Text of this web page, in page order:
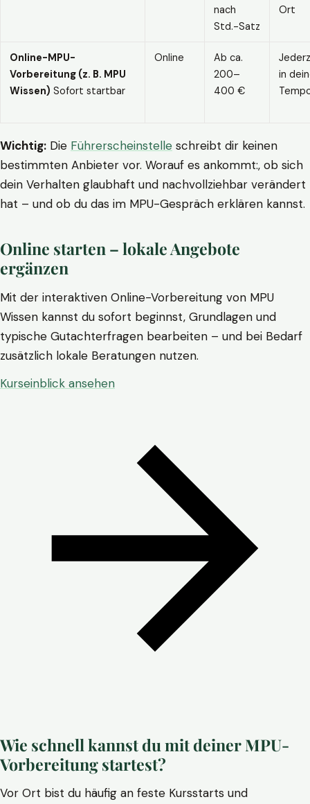
nach
Std.-Satz
Ort
Online-MPU-
Vorbereitung (z. B. MPU
Wissen) Sofort startbar
Online
Ab ca.
200–
400 €
in
Wichtig: Die Führerscheinstelle schreibt dir keinen
bestimmten Anbieter vor. Worauf es ankommt:, ob sich
dein Verhalten glaubhaft und nachvollziehbar verändert
hat – und ob du das im MPU-Gespräch erklären kannst.
Online starten – lokale Angebote
ergänzen
Mit der interaktiven Online-Vorbereitung von MPU
Wissen kannst du sofort beginnst, Grundlagen und
typische Gutachterfragen bearbeiten – und bei Bedarf
zusätzlich lokale Beratungen nutzen.
Kurseinblick ansehen
Wie schnell kannst du mit deiner MPU-
Vorbereitung startest?
Vor Ort bist du häufig an feste Kursstarts und